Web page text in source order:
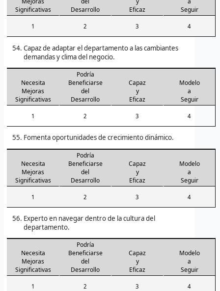
Significativas
Desarrollo
Eficaz
Seguir
1 2 3 4
Capaz de adaptar el departamento a las cambiantes
demandas y clima del negocio.
Necesita
Mejoras
Significativas
Podría
Beneficiarse
del
Desarrollo
Capaz
y
Eficaz
Modelo
a
Seguir
1 2 3 4
Fomenta oportunidades de crecimiento dinámico.
Necesita
Mejoras
Significativas
Podría
Beneficiarse
del
Desarrollo
Capaz
y
Eficaz
Modelo
a
Seguir
1 2 3 4
Experto en navegar dentro de la cultura del
departamento.
Necesita
Mejoras
Significativas
Podría
Beneficiarse
del
Desarrollo
Capaz
y
Eficaz
Modelo
a
Seguir
1 2 3 4